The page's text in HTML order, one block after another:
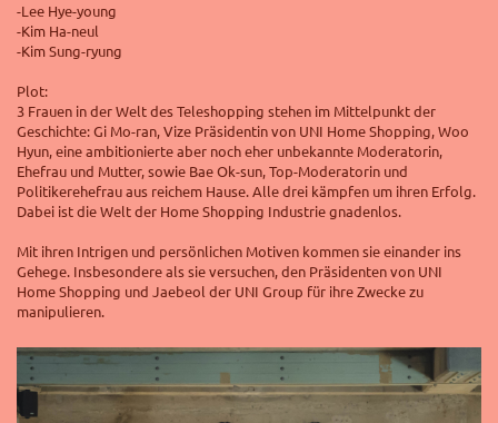
-Lee Hye-young
-Kim Ha-neul
-Kim Sung-ryung
Plot:
3 Frauen in der Welt des Teleshopping stehen im Mittelpunkt der
Geschichte: Gi Mo-ran, Vize Präsidentin von UNI Home Shopping, Woo
Hyun, eine ambitionierte aber noch eher unbekannte Moderatorin,
Ehefrau und Mutter, sowie Bae Ok-sun, Top-Moderatorin und
Politikerehefrau aus reichem Hause. Alle drei kämpfen um ihren Erfolg.
Dabei ist die Welt der Home Shopping Industrie gnadenlos.
Mit ihren Intrigen und persönlichen Motiven kommen sie einander ins
Gehege. Insbesondere als sie versuchen, den Präsidenten von UNI
Home Shopping und Jaebeol der UNI Group für ihre Zwecke zu
manipulieren.